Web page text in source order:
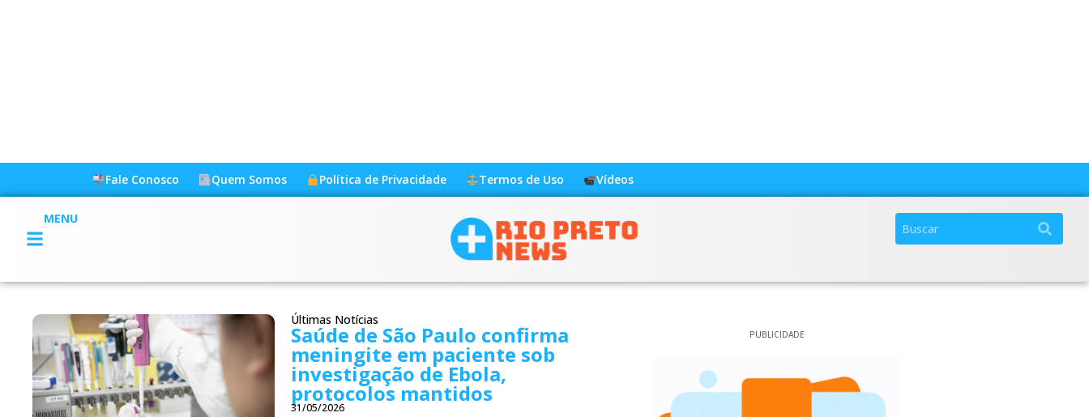
Fale Conosco Quem Somos Política de Privacidade Termos de Uso Vídeos
MENU
Últimas Notícias
Saúde de São Paulo confirma
meningite em paciente sob
investigação de Ebola,
protocolos mantidos
31/05/2026
PUBLICIDADE